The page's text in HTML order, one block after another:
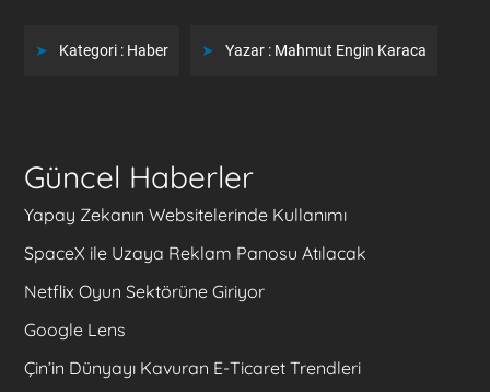
Kategori : Haber Yazar : Mahmut Engin Karaca
Güncel Haberler
Yapay Zekanın Websitelerinde Kullanımı
SpaceX ile Uzaya Reklam Panosu Atılacak
Netflix Oyun Sektörüne Giriyor
Google Lens
Çin’in Dünyayı Kavuran E-Ticaret Trendleri